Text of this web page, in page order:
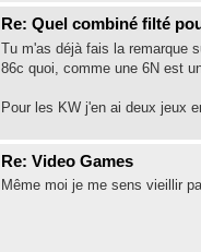
Re: Quel combiné filté
Tu m'as déjà fais la remarque
86c quoi, comme une 6N est
Pour les KW j'en ai deux jeux
Re: Video Games
Même moi je me sens vieillir